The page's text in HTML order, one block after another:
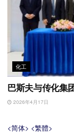
化工
巴斯夫与传化集
2026年4月17日
<简体> <繁體>